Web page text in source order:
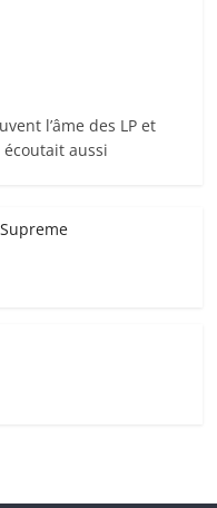
l’âme des LP et
aussi